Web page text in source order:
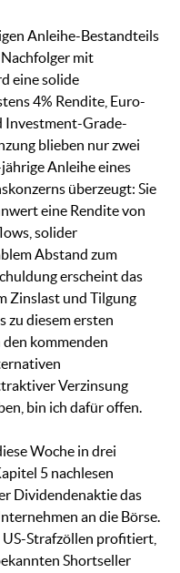
Anleihe-Bestandteils
mit
eine solide
4% Rendite, Euro-
Investment-Grade-
blieben nur zwei
Anleihe eines
überzeugt: Sie
eine Rendite von
solider
Abstand zum
erscheint das
Zinslast und Tilgung
zu diesem ersten
den kommenden
Verzinsung
bin ich dafür offen.
Woche in drei
5 nachlesen
Dividendenaktie das
an die Börse.
US-Strafzöllen profitiert,
Shortseller